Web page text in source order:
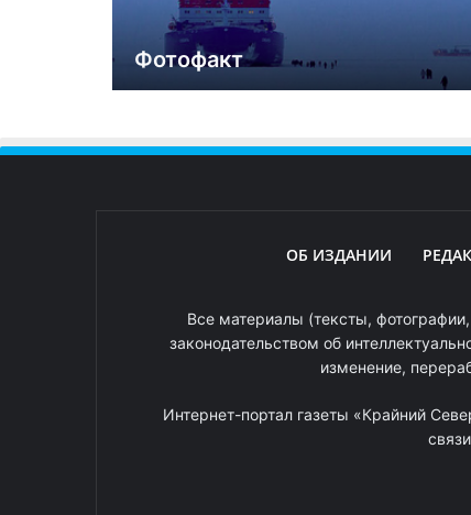
Фотофакт
ОБ ИЗДАНИИ
Все материалы (тексты,
законодательством об
изменение,
Интернет-портал газеты «Крайний